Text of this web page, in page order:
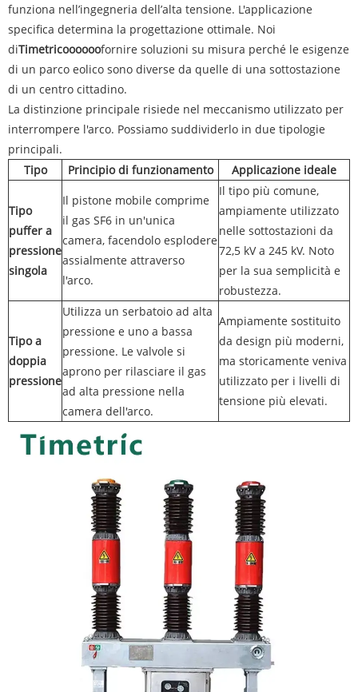
funziona nell’ingegneria dell’alta tensione. L'applicazione
specifica determina la progettazione ottimale. Noi
diTimetricoooooofornire soluzioni su misura perché le esigenze
di un parco eolico sono diverse da quelle di una sottostazione
di un centro cittadino.
La distinzione principale risiede nel meccanismo utilizzato per
interrompere l'arco. Possiamo suddividerlo in due tipologie
principali.
Tipo
Principio di funzionamento Applicazione ideale
Tipo
puffer a
pressione
singola
Il pistone mobile comprime
il gas SF6 in un'unica
camera, facendolo esplodere
assialmente attraverso
l'arco.
Il tipo più comune,
ampiamente utilizzato
nelle sottostazioni da
72,5 kV a 245 kV. Noto
per la sua semplicità e
robustezza.
Tipo a
doppia
pressione
Utilizza un serbatoio ad alta
pressione e uno a bassa
pressione. Le valvole si
aprono per rilasciare il gas
ad alta pressione nella
camera dell'arco.
Ampiamente sostituito
da design più moderni,
ma storicamente veniva
utilizzato per i livelli di
tensione più elevati.